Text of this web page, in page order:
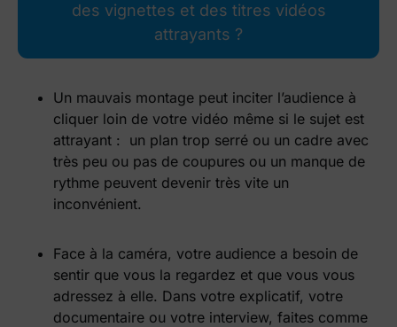
des vignettes et des titres vidéos
attrayants ?
Un mauvais montage peut inciter l’audience à
cliquer loin de votre vidéo même si le sujet est
attrayant : un plan trop serré ou un cadre avec
très peu ou pas de coupures ou un manque de
rythme peuvent devenir très vite un
inconvénient.
Face à la caméra, votre audience a besoin de
sentir que vous la regardez et que vous vous
adressez à elle. Dans votre explicatif, votre
documentaire ou votre interview, faites comme